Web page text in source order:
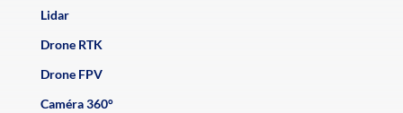
Lidar
Drone RTK
Drone FPV
Caméra 360°